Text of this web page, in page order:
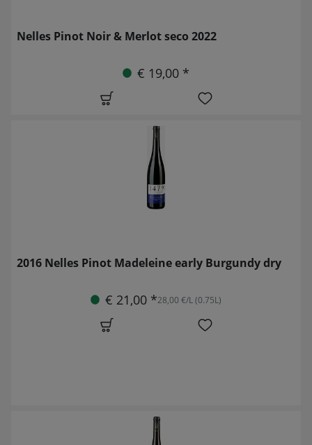
Nelles Pinot Noir & Merlot seco 2022
€ 19,00 *
2016 Nelles Pinot Madeleine early Burgundy dry
€ 21,00 *28,00 €/L (0.75L)